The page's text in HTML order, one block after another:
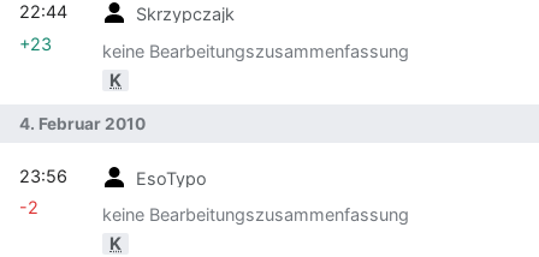
Skrzypczajk
keine Bearbeitungszusammenfassung
K
22:44
+23
4. Februar 2010
EsoTypo
keine Bearbeitungszusammenfassung
K
23:56
-2